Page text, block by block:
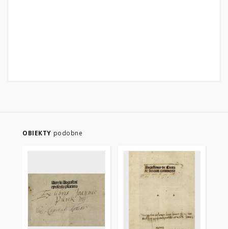
OBIEKTY podobne